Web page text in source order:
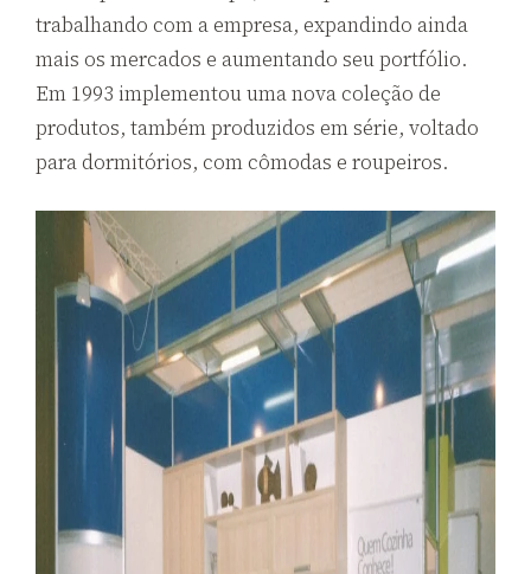
trabalhando com a empresa, expandindo ainda
mais os mercados e aumentando seu portfólio.
Em 1993 implementou uma nova coleção de
produtos, também produzidos em série, voltado
para dormitórios, com cômodas e roupeiros.